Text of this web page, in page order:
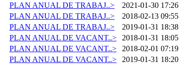
PLAN ANUAL DE TRABAJ..>
2021-01-30 17:26
PLAN ANUAL DE TRABAJ..>
2018-02-13 09:55
PLAN ANUAL DE TRABAJ..>
2019-01-31 18:38
PLAN ANUAL DE VACANT..>
2018-01-31 18:05
PLAN ANUAL DE VACANT..>
2018-02-01 07:19
PLAN ANUAL DE VACANT..>
2019-01-31 18:20